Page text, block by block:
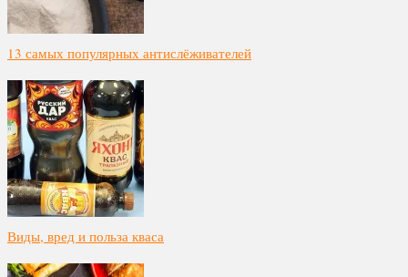
13 самых популярных антислёживателей
Виды, вред и польза кваса